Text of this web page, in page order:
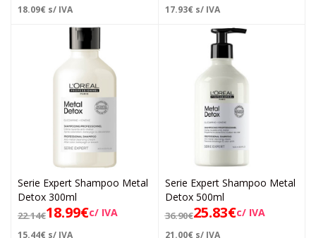
18.09€ s/ IVA 17.93€ s/ IVA
Serie Expert Shampoo Metal
Detox 300ml
22.14€18.99€c/ IVA
15.44€ s/ IVA
Serie Expert Shampoo Metal
Detox 500ml
36.90€25.83€c/ IVA
21.00€ s/ IVA